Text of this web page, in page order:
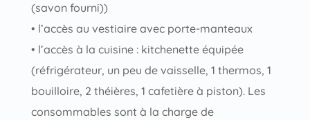
(savon fourni))
• l’accès au vestiaire avec porte-manteaux
• l’accès à la cuisine : kitchenette équipée
(réfrigérateur, un peu de vaisselle, 1 thermos, 1
bouilloire, 2 théières, 1 cafetière à piston). Les
consommables sont à la charge de